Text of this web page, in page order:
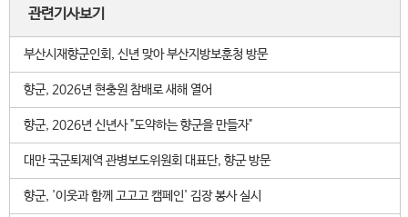
관련기사보기
부산시재향군인회, 신년 맞아 부산지방보훈청 방문
향군, 2026년 현충원 참배로 새해 열어
향군, 2026년 신년사 "도약하는 향군을 만들자"
대만 국군퇴제역 관병보도위원회 대표단, 향군 방문
향군, '이웃과 함께 고고고 캠페인' 김장 봉사 실시